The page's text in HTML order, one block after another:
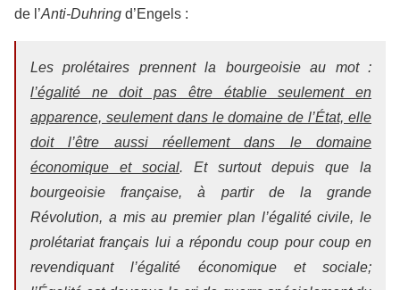
de l’Anti-Duhring d’Engels :
Les prolétaires prennent la bourgeoisie au mot :
l’égalité ne doit pas être établie seulement en
apparence, seulement dans le domaine de l’État, elle
doit l’être aussi réellement dans le domaine
économique et social. Et surtout depuis que la
bourgeoisie française, à partir de la grande
Révolution, a mis au premier plan l’égalité civile, le
prolétariat français lui a répondu coup pour coup en
revendiquant l’égalité économique et sociale;